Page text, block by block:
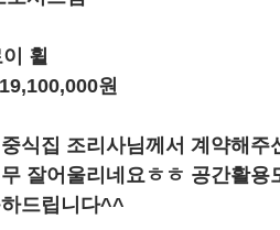
휠
원
식집 조리사님께서 계약해
잘어울리네요ㅎㅎ 공간활용
드립니다^^